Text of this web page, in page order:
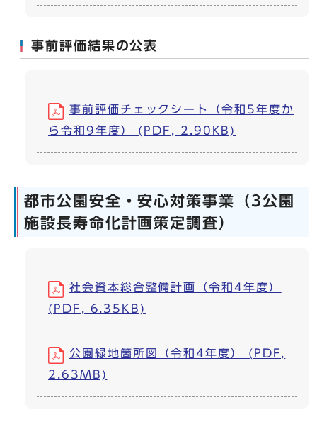
事前評価結果の公表
事前評価チェックシート（令和5年度か
ら令和9年度） (PDF, 2.90KB)
都市公園安全・安心対策事業（3公園
施設長寿命化計画策定調査）
社会資本総合整備計画（令和4年度）
(PDF, 6.35KB)
公園緑地箇所図（令和4年度） (PDF,
2.63MB)